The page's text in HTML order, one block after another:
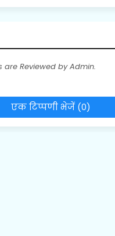
are Reviewed by Admin.
एक टिप्पणी भेजें (0)